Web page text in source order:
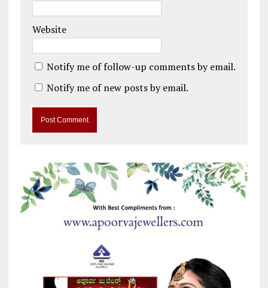
Website
Notify me of follow-up comments by email.
Notify me of new posts by email.
t
e
r